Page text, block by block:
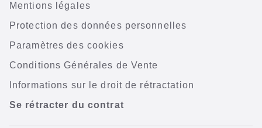
Mentions légales
Protection des données personnelles
Paramètres des cookies
Conditions Générales de Vente
Informations sur le droit de rétractation
Se rétracter du contrat